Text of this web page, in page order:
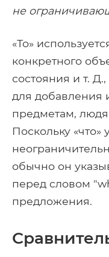
не
«То»
конкретного
состояния и т.
для добавления
предметам,
Поскольку «что»
обычно он
перед словом
предложения.